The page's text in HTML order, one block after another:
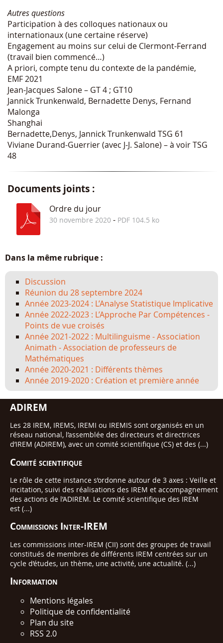
Autres questions
Participation à des colloques nationaux ou
internationaux (une certaine réserve)
Engagement au moins sur celui de Clermont-Ferrand
(travail bien commencé…)
A priori, compte tenu du contexte de la pandémie,
EMF 2021
Jean-Jacques Salone – GT 4 ; GT10
Jannick Trunkenwald, Bernadette Denys, Fernand
Malonga
Shanghai
Bernadette,Denys, Jannick Trunkenwald TSG 61
Viviane Durand-Guerrier (avec J-J. Salone) – à voir TSG
48
Documents joints :
Ordre du jour
30 novembre 2020 - PDF 104.5 ko
Dans la même rubrique :
Discussion
Réunion du 28 septembre 2024
Année 2023-2024 : L’Analyse Statistique Implicative
Année 2022-2023 : L’Approche Par Compétences -
Points de vue croisés
Année 2021-2022 : Multilinguisme - Association
Animath - Association de professeurs de
Mathématiques
Année 2020-2021 : Différents thèmes
Année 2019-2020 : Création et première année
ADIREM
Les 28 IREM, IREMS, IREMI ou IREMIS sont organisés en un
réseau national, l’assemblée des directeurs et directrices
d’IREM (ADIREM), avec un comité scientifique (CS) et des (...)
Comité scientifique
Le rôle de cette instance s’ordonne autour de 3 axes : Veille et
incitation, suivi des réalisations des IREM et accompagnement
des actions de l’ADIREM. Le comité scientifique des IREM
est (...)
Commissions Inter-IREM
Les commissions inter-IREM (CII) sont des groupes de travail
constitués de membres de différents IREM centrées sur un
cycle d’études, un thème, une activité, une actualité. (...)
Information
Mentions légales
Politique de confidentialité
Plan du site
RSS 2.0